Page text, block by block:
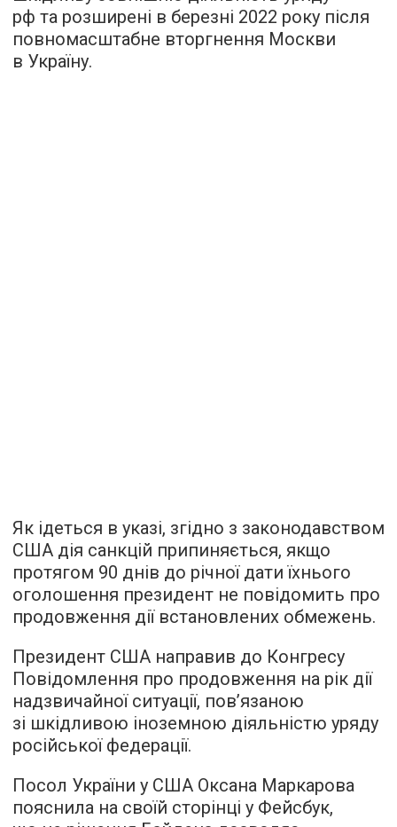
рф та розширені в березні 2022 року після
повномасштабне вторгнення Москви
в Україну.
Як ідеться в указі, згідно з законодавством
США дія санкцій припиняється, якщо
протягом 90 днів до річної дати їхнього
оголошення президент не повідомить про
продовження дії встановлених обмежень.
Президент США направив до Конгресу
Повідомлення про продовження на рік дії
надзвичайної ситуації, пов’язаною
зі шкідливою іноземною діяльністю уряду
російської федерації.
Посол України у США Оксана Маркарова
пояснила на своїй сторінці у Фейсбук,